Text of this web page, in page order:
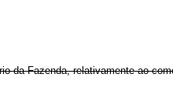
da Fazenda, relativamente ao